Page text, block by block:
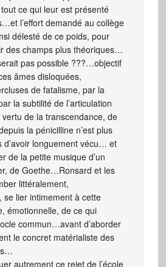
ce qui leur est présenté
l’effort demandé au collège
délesté de ce poids, pour
des champs plus théoriques…
pas possible ???…objectif
âmes disloquées,
de fatalisme, par la
la subtilité de l’articulation
de la transcendance, de
la pénicilline n’est plus
d’avoir longuement vécu… et
de la petite musique d’un
de Goethe…Ronsard et les
littéralement,
se lier intimement à cette
émotionnelle, de ce qui
commun…avant d’aborder
le concret matérialiste des
autrement ce rejet de l’école